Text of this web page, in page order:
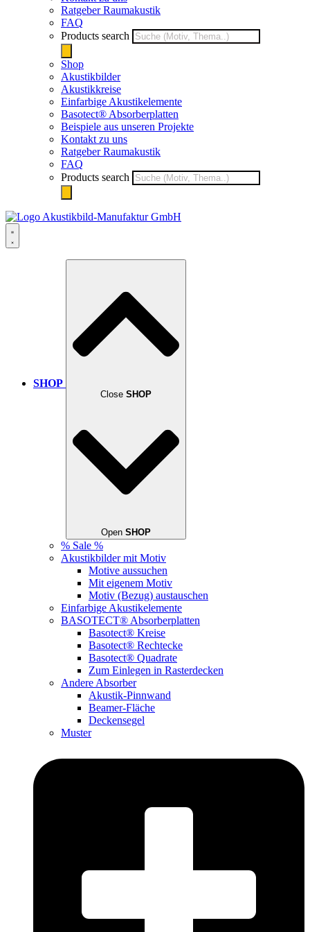
Ratgeber Raumakustik
FAQ
Products search
Shop
Akustikbilder
Akustikkreise
Einfarbige Akustikelemente
Basotect® Absorberplatten
Beispiele aus unseren Projekte
Kontakt zu uns
Ratgeber Raumakustik
FAQ
Products search
SHOP
Close SHOP
Open SHOP
% Sale %
Akustikbilder mit Motiv
Motive aussuchen
Mit eigenem Motiv
Motiv (Bezug) austauschen
Einfarbige Akustikelemente
BASOTECT® Absorberplatten
Basotect® Kreise
Basotect® Rechtecke
Basotect® Quadrate
Zum Einlegen in Rasterdecken
Andere Absorber
Akustik-Pinnwand
Beamer-Fläche
Deckensegel
Muster